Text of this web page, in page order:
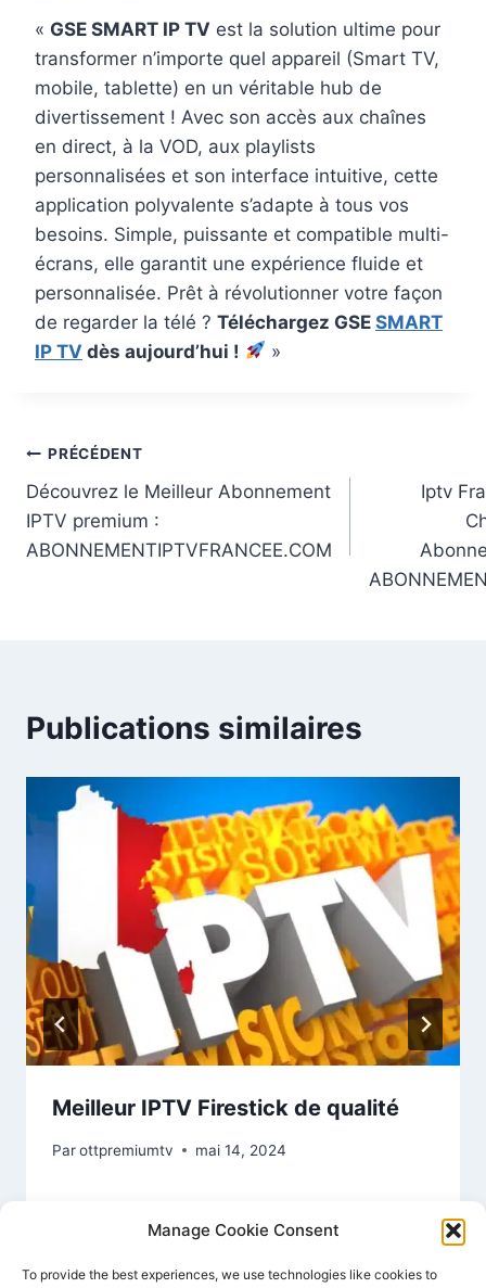
Manage Cookie Consent
To provide the best experiences, we use technologies like cookies to
« GSE SMART IP TV est la solution ultime pour
transformer n’importe quel appareil (Smart TV,
mobile, tablette) en un véritable hub de
divertissement ! Avec son accès aux chaînes
en direct, à la VOD, aux playlists
personnalisées et son interface intuitive, cette
application polyvalente s’adapte à tous vos
besoins. Simple, puissante et compatible multi-
écrans, elle garantit une expérience fluide et
personnalisée. Prêt à révolutionner votre façon
de regarder la télé ? Téléchargez GSE SMART
IP TV dès aujourd’hui ! »
PRÉCÉDENT
Découvrez le Meilleur Abonnement
IPTV premium :
ABONNEMENTIPTVFRANCEE.COM
Iptv
Publications similaires
Meilleur IPTV Firestick de qualité
Parottpremiumtv mai 14, 2024